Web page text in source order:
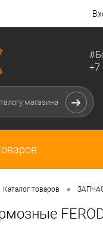
+7
Каталог товаров •